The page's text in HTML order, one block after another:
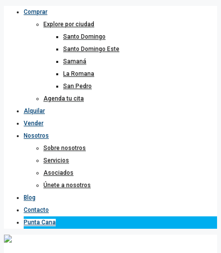
Comprar
Explore por ciudad
Santo Domingo
Santo Domingo Este
Samaná
La Romana
San Pedro
Agenda tu cita
Alquilar
Vender
Nosotros
Sobre nosotros
Servicios
Asociados
Únete a nosotros
Blog
Contacto
Punta Cana